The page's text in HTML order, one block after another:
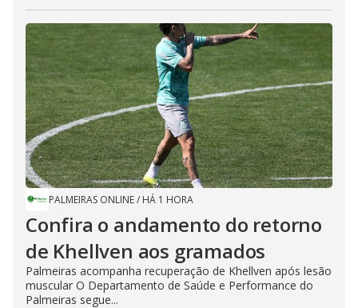
PALMEIRAS ONLINE/ HÁ 1 HORA
Confira o andamento do retorno
de Khellven aos gramados
Palmeiras acompanha recuperação de Khellven após lesão
muscular O Departamento de Saúde e Performance do
Palmeiras segue...